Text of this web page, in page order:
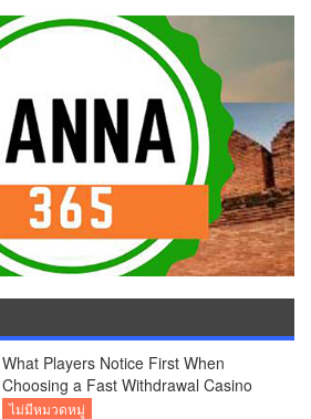
What Players Notice First When
Choosing a Fast Withdrawal Casino
UK
ไม่มีหมวดหมู่